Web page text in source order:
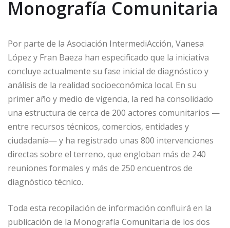
Monografía Comunitaria
Por parte de la Asociación IntermediAcción, Vanesa
López y Fran Baeza han especificado que la iniciativa
concluye actualmente su fase inicial de diagnóstico y
análisis de la realidad socioeconómica local. En su
primer año y medio de vigencia, la red ha consolidado
una estructura de cerca de 200 actores comunitarios —
entre recursos técnicos, comercios, entidades y
ciudadanía— y ha registrado unas 800 intervenciones
directas sobre el terreno, que engloban más de 240
reuniones formales y más de 250 encuentros de
diagnóstico técnico.
Toda esta recopilación de información confluirá en la
publicación de la Monografía Comunitaria de los dos